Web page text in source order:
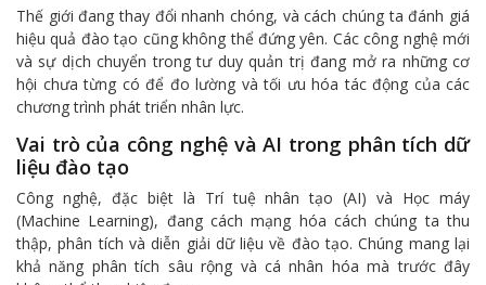
Thế giới đang thay đổi nhanh chóng, và cách chúng ta đánh giá
hiệu quả đào tạo cũng không thể đứng yên. Các công nghệ mới
và sự dịch chuyển trong tư duy quản trị đang mở ra những cơ
hội chưa từng có để đo lường và tối ưu hóa tác động của các
chương trình phát triển nhân lực.
Vai trò của công nghệ và AI trong phân tích dữ
liệu đào tạo
Công nghệ, đặc biệt là Trí tuệ nhân tạo (AI) và Học máy
(Machine Learning), đang cách mạng hóa cách chúng ta thu
thập, phân tích và diễn giải dữ liệu về đào tạo. Chúng mang lại
khả năng phân tích sâu rộng và cá nhân hóa mà trước đây